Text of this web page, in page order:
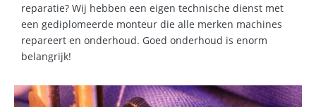
reparatie? Wij hebben een eigen technische dienst met
een gediplomeerde monteur die alle merken machines
repareert en onderhoud. Goed onderhoud is enorm
belangrijk!